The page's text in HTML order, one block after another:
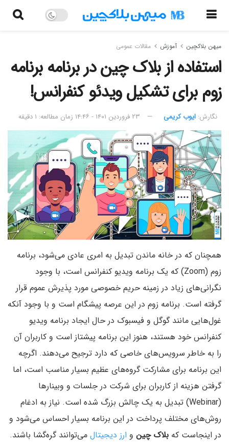
میهن بلاکچین آموزش مقالات عمومی
استفاده از بلاک چین در برنامه برنامه
زوم برای تشکیل ویدئو کنفرانس!
نگارش:‌ ایوب کریمی ۲۳ فروردین ۱۴۰۱ - ۱۴:۴۶ زمان مطالعه: ۱ دقیقه
همچنان که در خانه ماندن تبدیل به امری عادی می‌شود، برنامه
زوم (Zoom) که یک برنامه ویدیو کنفرانس است، با وجود
نگرانی‌های زیاد در زمینه حریم خصوصی مورد پذیرش عموم قرار
گرفته است. برنامه زوم در این عرصه پیشگام است و با وجود آنکه
غول‌هایی مانند گوگل و فیسبوک در حال ایجاد برنامه ویدیو
کنفرانس خود هستند، هنوز این برنامه پیشتاز است و کاربران آن
را به خاطر سرویس‌های خاصی که دارد ترجیح می‌دهند. اگرچه
این برنامه برای مشارکت گروه‌های عظیم بسیار مناسب است، اما
گرفتن هزینه از کاربران برای شرکت در جلسات و وبینار‌ها
(Webinar) تبدیل به یک چالش بزرگ شده است. نیاز به ادغام
روش‌های مختلف پرداخت در این برنامه بسیار احساس می‌شود و
در اینجاست که بلاک چین و ارز دیجیتال می‌توانند گره‌گشا باشند.